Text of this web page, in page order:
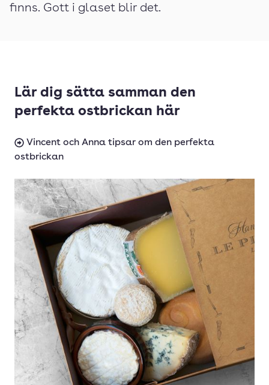
finns. Gott i glaset blir det.
Lär dig sätta samman den
perfekta ostbrickan här
Vincent och Anna tipsar om den perfekta
ostbrickan